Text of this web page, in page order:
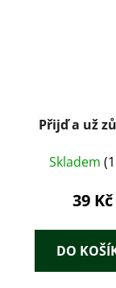
Přijď a už
Skladem
39 Kč
DO